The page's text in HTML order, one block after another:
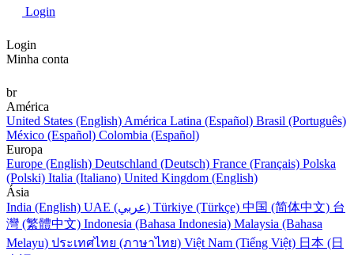
Login
Login
Minha conta
br
América
United States (English) América Latina (Español) Brasil (Português)
México (Español) Colombia (Español)
Europa
Europe (English) Deutschland (Deutsch) France (Français) Polska
(Polski) Italia (Italiano) United Kingdom (English)
Ásia
India (English)
UAE (عربي) Türkiye (Türkçe) 中国 (简体中文) 台
灣 (繁體中文) Indonesia (Bahasa Indonesia) Malaysia (Bahasa
Melayu) ประเทศไทย (ภาษาไทย) Việt Nam (Tiếng Việt) 日本 (日